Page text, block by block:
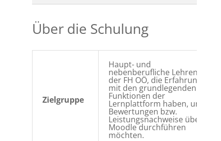
Über die Schulung
Zielgruppe
Haupt- und
nebenberufliche Lehrende
der FH OÖ, die Erfahrung
mit den grundlegenden
Funktionen der
Lernplattform haben, und
Bewertungen bzw.
Leistungsnachweise über
Moodle durchführen
möchten.